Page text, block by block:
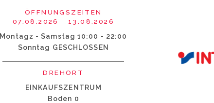
ÖFFNUNGSZEITEN
07.08.2026 - 13.08.2026
Montagz - Samstag 10:00 - 22:00
Sonntag GESCHLOSSEN
DREHORT
EINKAUFSZENTRUM
Boden 0